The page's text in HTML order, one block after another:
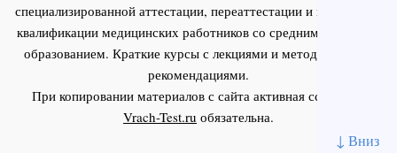
↓ Вниз
специализированной аттестации, переаттестации и повышения
квалификации медицинских работников со средним и высшим
образованием. Краткие курсы с лекциями и методическими
рекомендациями.
При копировании материалов с сайта активная ссылка на
Vrach-Test.ru обязательна.